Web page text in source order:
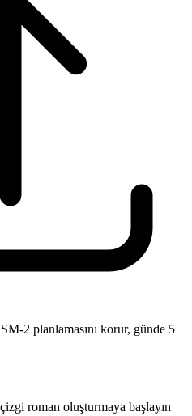
2 planlamasını korur, günde 5
roman oluşturmaya başlayın